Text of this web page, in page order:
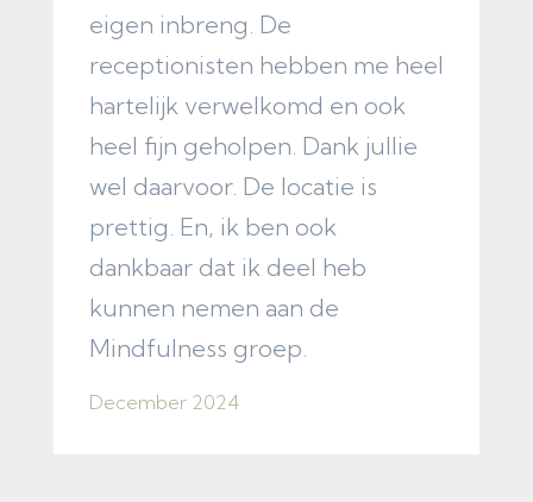
eigen inbreng. De
receptionisten hebben me heel
hartelijk verwelkomd en ook
heel fijn geholpen. Dank jullie
wel daarvoor. De locatie is
prettig. En, ik ben ook
dankbaar dat ik deel heb
kunnen nemen aan de
Mindfulness groep.
December 2024